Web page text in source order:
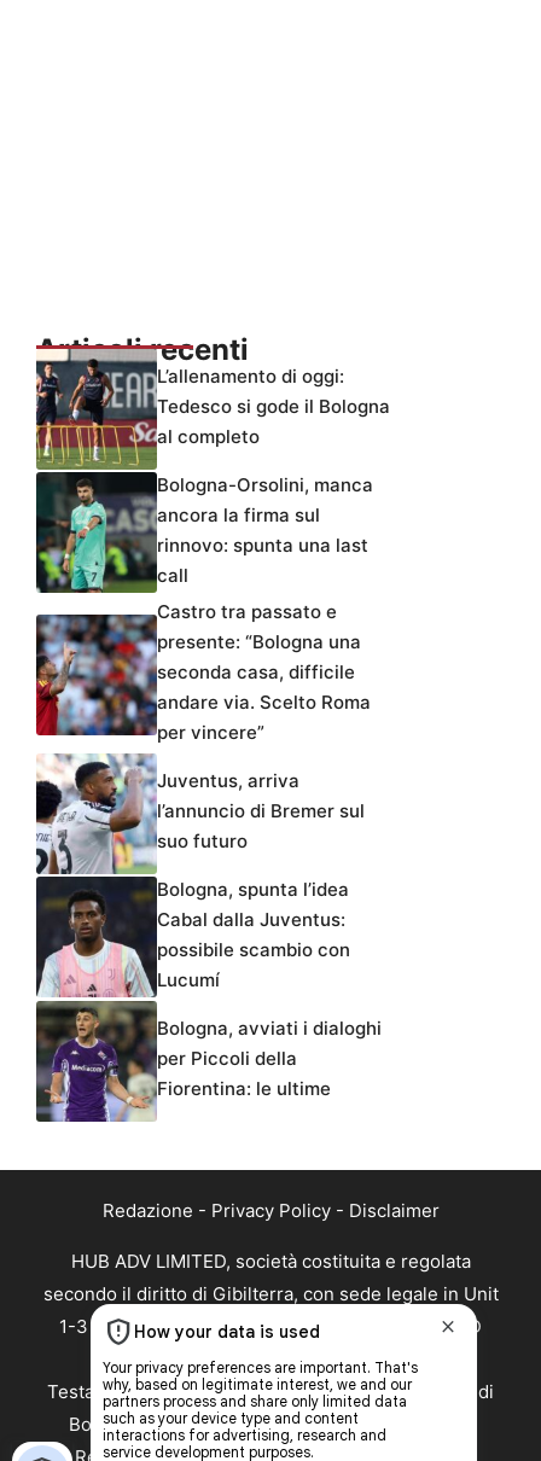
Articoli recenti
L’allenamento di oggi:
Tedesco si gode il Bologna
al completo
Bologna-Orsolini, manca
ancora la firma sul
rinnovo: spunta una last
call
Castro tra passato e
presente: “Bologna una
seconda casa, difficile
andare via. Scelto Roma
per vincere”
Juventus, arriva
l’annuncio di Bremer sul
suo futuro
Bologna, spunta l’idea
Cabal dalla Juventus:
possibile scambio con
Lucumí
Bologna, avviati i dialoghi
per Piccoli della
Fiorentina: le ultime
Redazione - Privacy Policy- Disclaimer
HUB ADV LIMITED, società costituita e regolata
secondo il diritto di Gibilterra, con sede legale in Unit
1-3 Irish Place, Irish Town, Gibraltar, GX11 1AA, ID
Fiscale 124881
Testata Giornalistica registrata presso il Tribunale di
Bologna con n°8577 del 16/03/2022 – Direttore